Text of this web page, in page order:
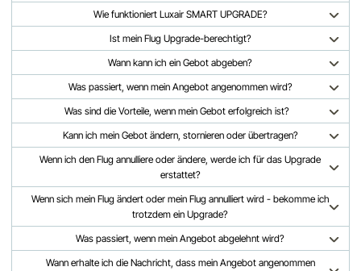
Wie funktioniert Luxair SMART UPGRADE?
Ist mein Flug Upgrade-berechtigt?
Wann kann ich ein Gebot abgeben?
Was passiert, wenn mein Angebot angenommen wird?
Was sind die Vorteile, wenn mein Gebot erfolgreich ist?
Kann ich mein Gebot ändern, stornieren oder übertragen?
Wenn ich den Flug annulliere oder ändere, werde ich für das Upgrade
erstattet?
Wenn sich mein Flug ändert oder mein Flug annulliert wird - bekomme ich
trotzdem ein Upgrade?
Was passiert, wenn mein Angebot abgelehnt wird?
Wann erhalte ich die Nachricht, dass mein Angebot angenommen